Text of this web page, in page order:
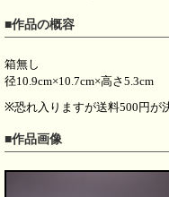
■作品の概容
箱無し
径10.9cm×10.7cm×高さ5.3cm
※恐れ入りますが送料500円が
■作品画像